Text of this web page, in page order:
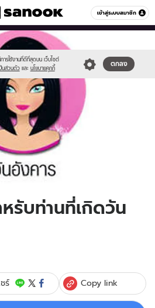
เข้าสู่ระบบสมาชิก
หมวดอื่นๆ
ารใช้งานที่ดีที่สุดบน เว็บไซต์
นส่วนตัว และ นโยบายคุกกี้
ตกลง
logo-170-
รับท่านที่เกิดวัน
ร์ Copy link